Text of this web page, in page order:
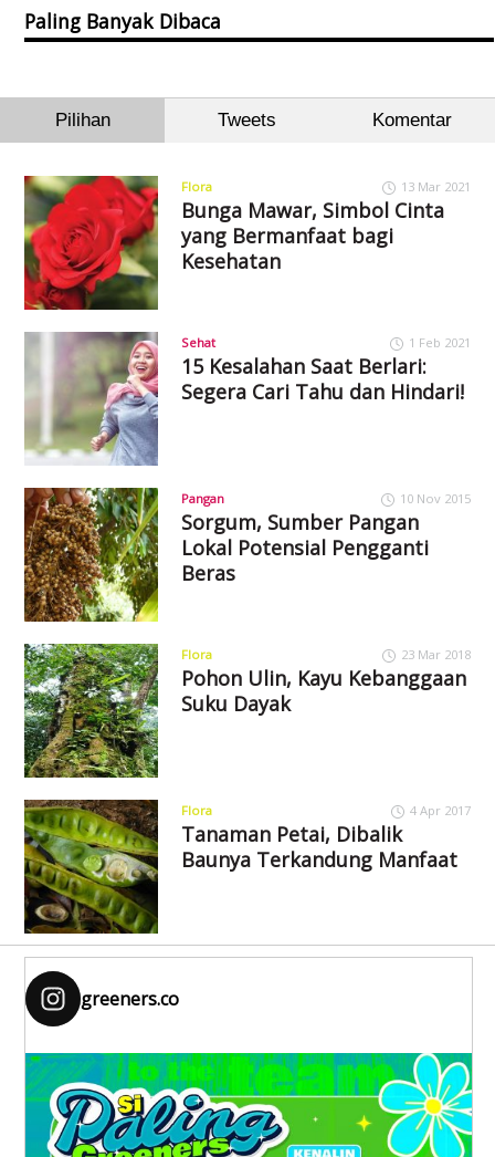
Paling Banyak Dibaca
Pilihan Tweets Komentar
Flora 13 Mar 2021
Bunga Mawar, Simbol Cinta
yang Bermanfaat bagi
Kesehatan
Sehat 1 Feb 2021
15 Kesalahan Saat Berlari:
Segera Cari Tahu dan Hindari!
Pangan 10 Nov 2015
Sorgum, Sumber Pangan
Lokal Potensial Pengganti
Beras
Flora 23 Mar 2018
Pohon Ulin, Kayu Kebanggaan
Suku Dayak
Flora 4 Apr 2017
Tanaman Petai, Dibalik
Baunya Terkandung Manfaat
greeners.co